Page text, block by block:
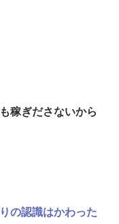
稼ぎださないから
の認識はかわった